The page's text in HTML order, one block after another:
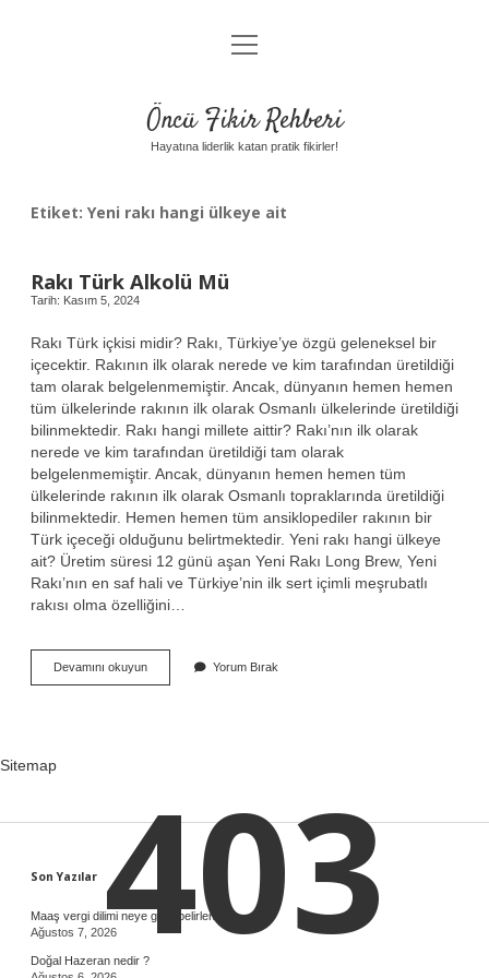
Anasayfa
Yasal Uyarı
menüyü
aç
Öncü Fikir Rehberi
Hayatına liderlik katan pratik fikirler!
Etiket: Yeni rakı hangi ülkeye ait
Rakı Türk Alkolü Mü
Tarih: Kasım 5, 2024
Rakı Türk içkisi midir? Rakı, Türkiye’ye özgü geleneksel bir
içecektir. Rakının ilk olarak nerede ve kim tarafından üretildiği
tam olarak belgelenmemiştir. Ancak, dünyanın hemen hemen
tüm ülkelerinde rakının ilk olarak Osmanlı ülkelerinde üretildiği
bilinmektedir. Rakı hangi millete aittir? Rakı’nın ilk olarak
nerede ve kim tarafından üretildiği tam olarak
belgelenmemiştir. Ancak, dünyanın hemen hemen tüm
ülkelerinde rakının ilk olarak Osmanlı topraklarında üretildiği
bilinmektedir. Hemen hemen tüm ansiklopediler rakının bir
Türk içeceği olduğunu belirtmektedir. Yeni rakı hangi ülkeye
ait? Üretim süresi 12 günü aşan Yeni Rakı Long Brew, Yeni
Rakı’nın en saf hali ve Türkiye’nin ilk sert içimli meşrubatlı
rakısı olma özelliğini…
Devamını okuyunRakı
Türk
Yorum Bırak
Sitemap
Sidebar
Son Yazılar
Maaş vergi dilimi neye göre belirlenir ?
Ağustos 7, 2026
Doğal Hazeran nedir ?403